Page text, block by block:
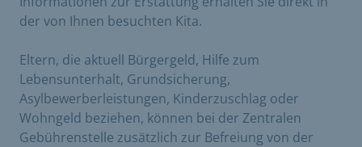
der von Ihnen besuchten Kita.
Eltern, die aktuell Bürgergeld, Hilfe zum
Lebensunterhalt, Grundsicherung,
Asylbewerberleistungen, Kinderzuschlag oder
Wohngeld beziehen, können bei der Zentralen
Gebührenstelle zusätzlich zur Befreiung von der